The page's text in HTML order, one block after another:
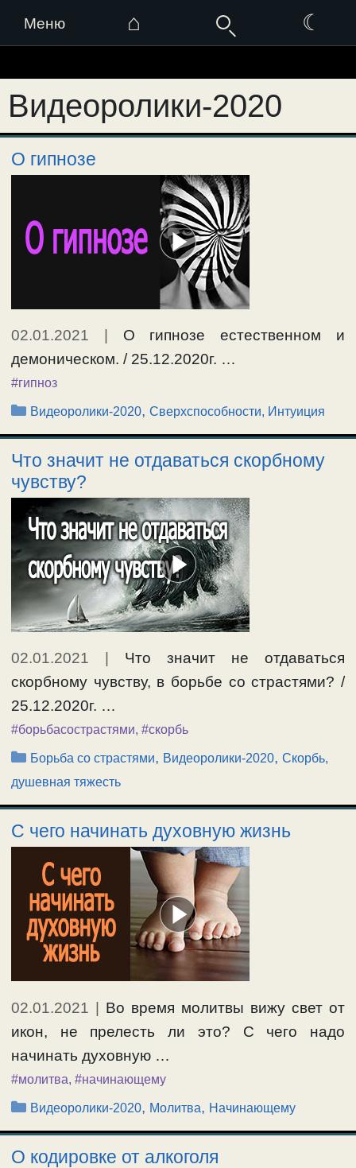
Меню ⌂ ☾
к
содержимому
Видеоролики-2020
О гипнозе
02.01.2021
О гипнозе естественном и
демоническом. / 25.12.2020г. …
#гипноз
Рубрики
Видеоролики-2020,Сверхспособности, Интуиция
Что значит не отдаваться скорбному
чувству?
02.01.2021
Что значит не отдаваться
скорбному чувству, в борьбе со страстями? /
25.12.2020г. …
#борьбасострастями, #скорбь
Рубрики
Борьба со страстями, Видеоролики-2020,Скорбь,
душевная тяжесть
С чего начинать духовную жизнь
02.01.2021 | Во время молитвы вижу свет от
икон, не прелесть ли это? С чего надо
начинать духовную …
#молитва, #начинающему
Рубрики
Видеоролики-2020, Молитва, Начинающему
О кодировке от алкоголя